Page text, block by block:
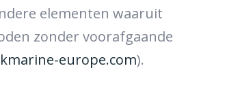
elementen waaruit
zonder voorafgaande
europe.com).